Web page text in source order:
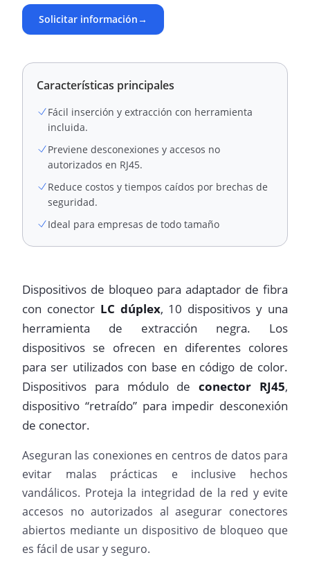
Solicitar información→
Características principales
Fácil inserción y extracción con herramienta
incluida.
Previene desconexiones y accesos no
autorizados en RJ45.
Reduce costos y tiempos caídos por brechas de
seguridad.
Ideal para empresas de todo tamaño
Dispositivos de bloqueo para adaptador de fibra
con conector LC dúplex, 10 dispositivos y una
herramienta de extracción negra. Los
dispositivos se ofrecen en diferentes colores
para ser utilizados con base en código de color.
Dispositivos para módulo deconector RJ45,
dispositivo “retraído” para impedir desconexión
de conector.
Aseguran las conexiones en centros de datos para
evitar malas prácticas e inclusive hechos
vandálicos. Proteja la integridad de la red y evite
accesos no autorizados al asegurar conectores
abiertos mediante un dispositivo de bloqueo que
es fácil de usar y seguro.